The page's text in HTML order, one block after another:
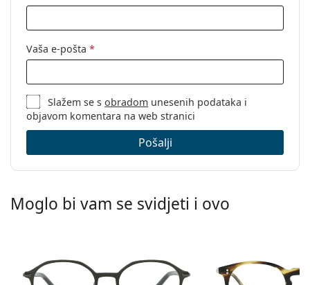
Vaša e-pošta *
Slažem se sobradom unesenih podataka i
objavom komentara na web stranici
Pošalji
Moglo bi vam se svidjeti i ovo